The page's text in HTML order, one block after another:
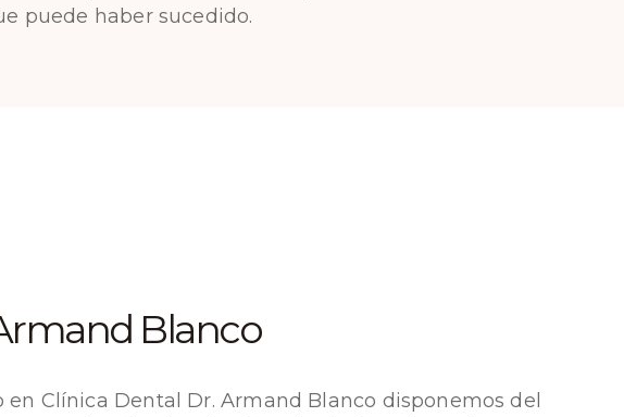
puede haber sucedido.
Blanco
en Clínica Dental Dr. Armand Blanco disponemos del